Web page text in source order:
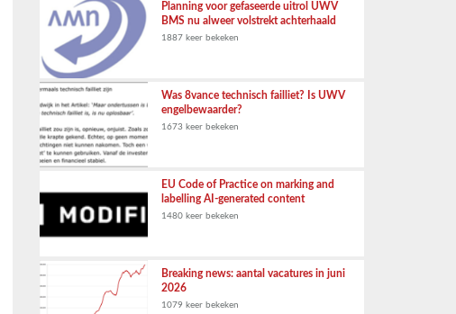
Planning voor gefaseerde uitrol UWV
BMS nu alweer volstrekt achterhaald
1887 keer bekeken
Was 8vance technisch failliet? Is UWV
engelbewaarder?
1673 keer bekeken
EU Code of Practice on marking and
labelling AI-generated content
1480 keer bekeken
Breaking news: aantal vacatures in juni
2026
1079 keer bekeken